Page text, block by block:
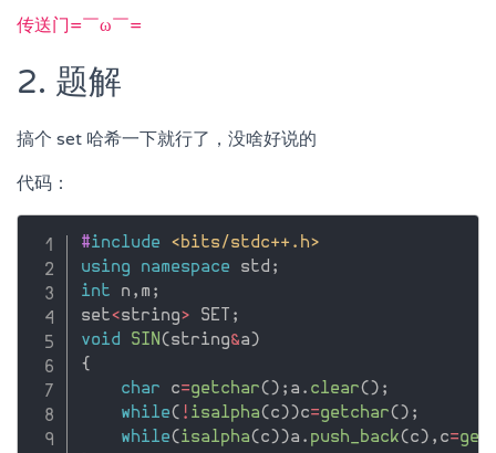
传送门=￣ω￣=
2. 题解
搞个 set 哈希一下就行了，没啥好说的
代码：
#include
<bits/stdc++.h>
using
namespace std ;
int n , m ;
set<string> SET ;
void
SIN(string&a)
{
char c=getchar() ; a . clear() ;
while( ! isalpha(c))c=getchar() ;
while(isalpha(c))a . push_back(c) , c=